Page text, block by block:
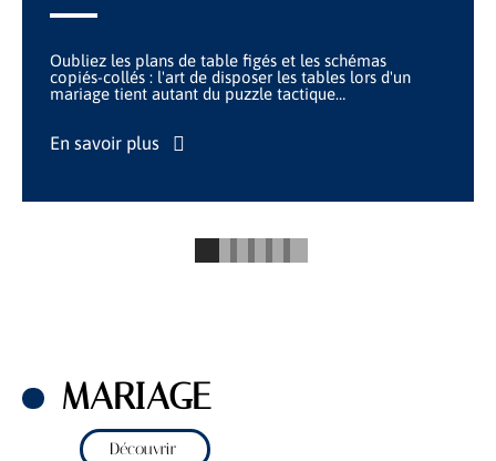
Oubliez les plans de table figés et les schémas
copiés-collés : l'art de disposer les tables lors d'un
mariage tient autant du puzzle tactique…
En savoir plus
MARIAGE
Découvrir